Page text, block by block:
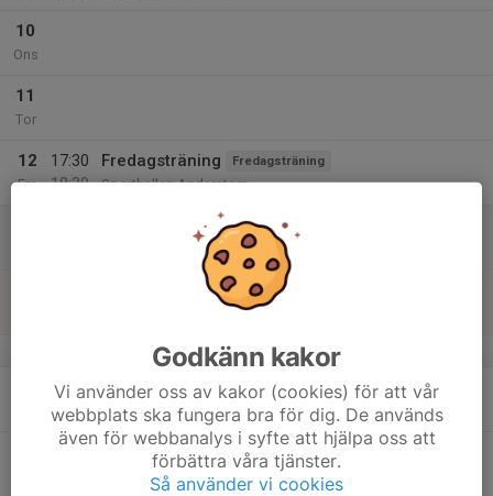
10
Ons
11
Tor
12
Fre
17:30
18:30
Fredagsträning Fredagsträning
Sporthallen Anderstorp
v.3
18:30
Tisdagsintervaller löpning Fredagsträning
Elljusspåret Gläntan
Godkänn kakor
Vi använder oss av kakor (cookies) för att vår
webbplats ska fungera bra för dig. De används
även för webbanalys i syfte att hjälpa oss att
förbättra våra tjänster.
Så använder vi cookies